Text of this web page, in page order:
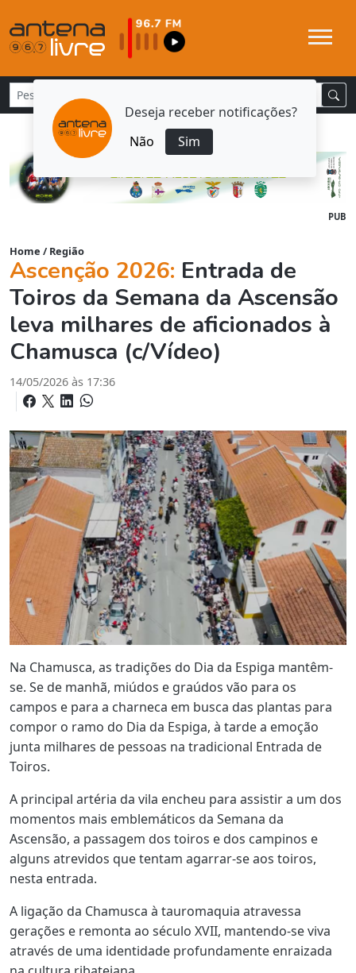
Deseja receber notificações?
Não
Sim
PUB
Home / Região
Ascenção 2026: Entrada de
Toiros da Semana da Ascensão
leva milhares de aficionados à
Chamusca (c/Vídeo)
14/05/2026 às 17:36
Na Chamusca, as tradições do Dia da Espiga mantêm-
se. Se de manhã, miúdos e graúdos vão para os
campos e para a charneca em busca das plantas para
compor o ramo do Dia da Espiga, à tarde a emoção
junta milhares de pessoas na tradicional Entrada de
Toiros.
A principal artéria da vila encheu para assistir a um dos
momentos mais emblemáticos da Semana da
Ascensão, a passagem dos toiros e dos campinos e
alguns atrevidos que tentam agarrar-se aos toiros,
nesta entrada.
A ligação da Chamusca à tauromaquia atravessa
gerações e remonta ao século XVII, mantendo-se viva
através de uma identidade profundamente enraizada